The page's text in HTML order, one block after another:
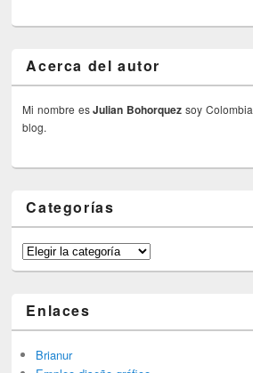
Acerca del autor
Mi nombre esJulian Bohorquez soy
blog.
Categorías
Categorías
Enlaces
Brianur